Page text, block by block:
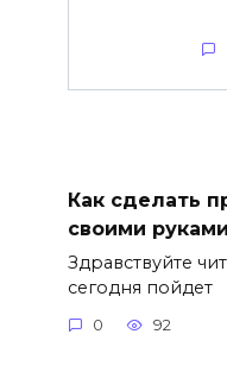
Как сделать
своими руками
Здравствуйте
сегодня пойдет
0 92